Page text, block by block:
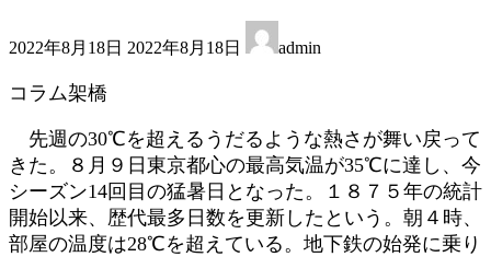
2022年8月18日 終
時
2022年8月18日 admin
コラム架橋
先週の30℃を超えるうだるような熱さが舞い戻って
きた。８月９日東京都心の最高気温が35℃に達し、今
シーズン14回目の猛暑日となった。１８７５年の統計
開始以来、歴代最多日数を更新したという。朝４時、
部屋の温度は28℃を超えている。地下鉄の始発に乗り